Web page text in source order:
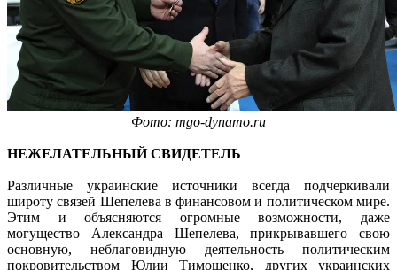
Фото: mgo-dynamo.ru
НЕЖЕЛАТЕЛЬНЫЙ СВИДЕТЕЛЬ
Различные украинские источники всегда подчеркивали
широту связей Шепелева в финансовом и политическом мире.
Этим и объясняются огромные возможности, даже
могущество Александра Шепелева, прикрывавшего свою
основную, неблаговидную деятельность политическим
покровительством Юлии Тимошенко, других украинских